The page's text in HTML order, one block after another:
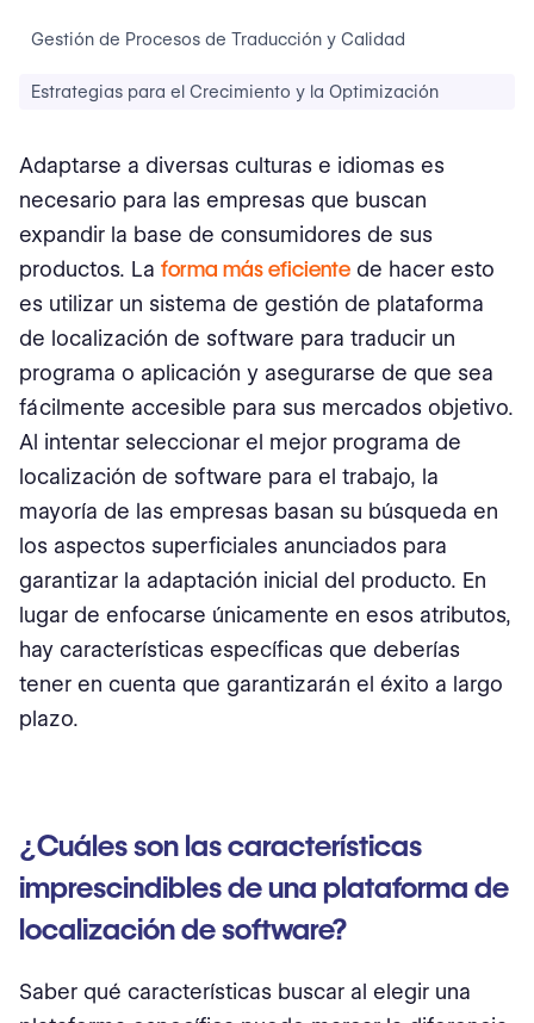
Gestión de Procesos de Traducción y Calidad
Estrategias para el Crecimiento y la Optimización
Adaptarse a diversas culturas e idiomas es
necesario para las empresas que buscan
expandir la base de consumidores de sus
productos. La forma más eficiente de hacer esto
es utilizar un sistema de gestión de plataforma
de localización de software para traducir un
programa o aplicación y asegurarse de que sea
fácilmente accesible para sus mercados objetivo.
Al intentar seleccionar el mejor programa de
localización de software para el trabajo, la
mayoría de las empresas basan su búsqueda en
los aspectos superficiales anunciados para
garantizar la adaptación inicial del producto. En
lugar de enfocarse únicamente en esos atributos,
hay características específicas que deberías
tener en cuenta que garantizarán el éxito a largo
plazo.
¿Cuáles son las características
imprescindibles de una plataforma de
localización de software?
Saber qué características buscar al elegir una